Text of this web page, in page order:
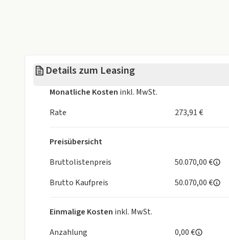
Details zum Leasing
Monatliche Kosten inkl. MwSt.
Rate
273,91 €
Preisübersicht
Bruttolistenpreis
50.070,00 €
Brutto Kaufpreis
50.070,00 €
Einmalige Kosten inkl. MwSt.
Anzahlung
0,00 €